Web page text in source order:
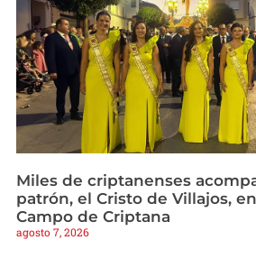
Miles de criptanenses
patrón, el Cristo de Villajos,
Campo de Criptana
agosto 7, 2026